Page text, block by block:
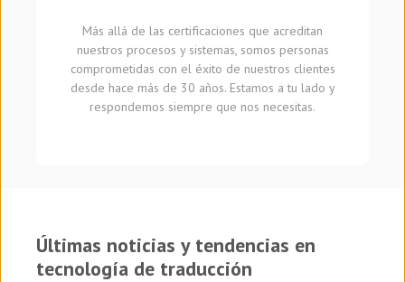
Más allá de las certificaciones que acreditan
nuestros procesos y sistemas, somos personas
comprometidas con el éxito de nuestros clientes
desde hace más de 30 años. Estamos a tu lado y
respondemos siempre que nos necesitas.
Últimas noticias y tendencias en
tecnología de traducción